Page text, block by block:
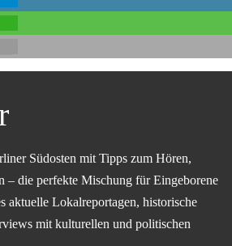
Südosten mit Tipps zum Hören,
– die perfekte Mischung für Eingeborene
aktuelle Lokalreportagen, historische
mit kulturellen und politischen